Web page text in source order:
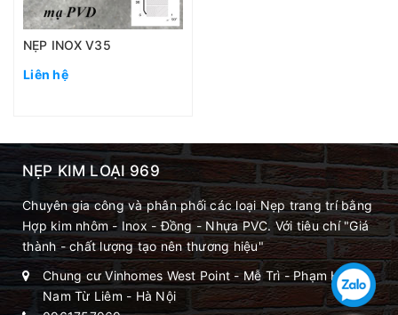
NẸP INOX V35
Liên hệ
NẸP KIM LOẠI 969
Chuyên gia công và phân phối các loại Nẹp trang trí bằng
Hợp kim nhôm - Inox - Đồng - Nhựa PVC. Với tiêu chí "Giá
thành - chất lượng tạo nên thương hiệu"
Chung cư Vinhomes West Point - Mễ Trì - Phạm Hùng -
Nam Từ Liêm - Hà Nội